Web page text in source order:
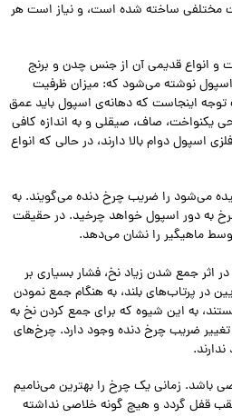
مختلفی ساخته شده است، و نیاز است هر
و انواع قدیمی آن از جنس چدن و برنج
نوشته می‌شود که: میزان ظرفیت
اینجاست که دهانه‌ی اسپول باید عمق
یکنواخت، صاف، صیقلی و به اندازه کافی
اسپول دوام بالا دارند، در حالی که انواع
می‌شود را ضریب چرخ دنده می‌گویند. به
به دور اسپول خواهد چرخید. در حقیقت
ماهیگیر را نشان می‌دهد.
اثر جمع شدن زیاد نخ، فشار بسیاری بر
پرتاب‌های بلند، به هنگام جمع نمودن
به این شیوه که برای جمع کردن نخ به
ضریب چرخ دنده وجود دارد. چرخ‌های
باشد. زمانی یک چرخ را بهترین می‌نامیم
قفل گردد و هیچ گونه خلاصی نداشته